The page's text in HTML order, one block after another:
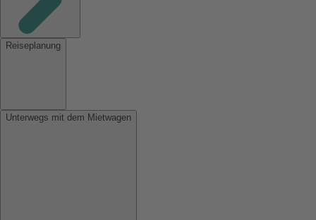
Reiseplanung
Unterwegs mit dem Mietwagen